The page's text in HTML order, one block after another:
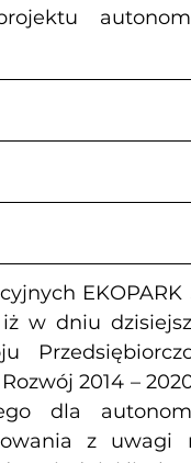
EKOPARK
w dniu
2014 –
dla
z uwagi